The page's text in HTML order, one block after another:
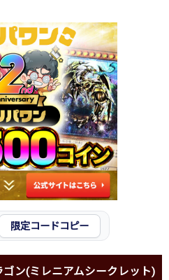
限定コードコピー
ゴン(ミレニアムシークレット)